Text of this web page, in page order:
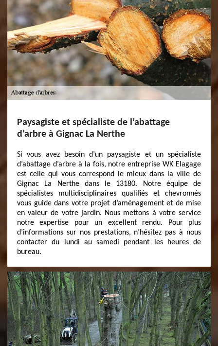
Paysagiste et spécialiste de l’abattage
d’arbre à Gignac La Nerthe
Si vous avez besoin d’un paysagiste et un spécialiste
d’abattage d’arbre à la fois, notre entreprise WK Elagage
est celle qui vous correspond le mieux dans la ville de
Gignac La Nerthe dans le 13180. Notre équipe de
spécialistes multidisciplinaires qualifiés et chevronnés
vous guide dans votre projet d’aménagement et de mise
en valeur de votre jardin. Nous mettons à votre service
notre expertise pour un excellent rendu. Pour plus
d’informations sur nos prestations, n’hésitez pas à nous
contacter du lundi au samedi pendant les heures de
bureau.